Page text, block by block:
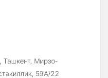
Ташкент, Мирзо-
59А/22